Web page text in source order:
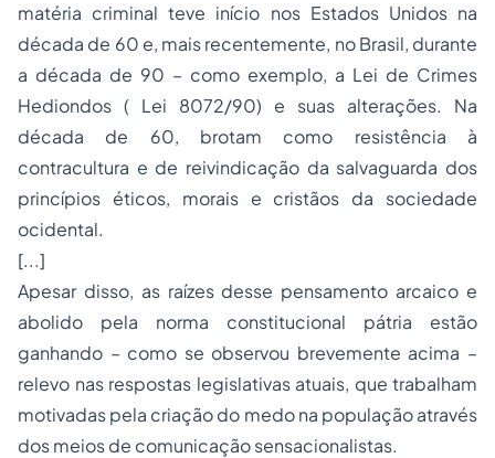
matéria criminal teve início nos Estados Unidos na
década de 60 e, mais recentemente, no Brasil, durante
a década de 90 – como exemplo, a Lei de Crimes
Hediondos ( Lei 8072/90) e suas alterações. Na
década de 60, brotam como resistência à
contracultura e de reivindicação da salvaguarda dos
princípios éticos, morais e cristãos da sociedade
ocidental.
[...]
Apesar disso, as raízes desse pensamento arcaico e
abolido pela norma constitucional pátria estão
ganhando – como se observou brevemente acima –
relevo nas respostas legislativas atuais, que trabalham
motivadas pela criação do medo na população através
dos meios de comunicação sensacionalistas.